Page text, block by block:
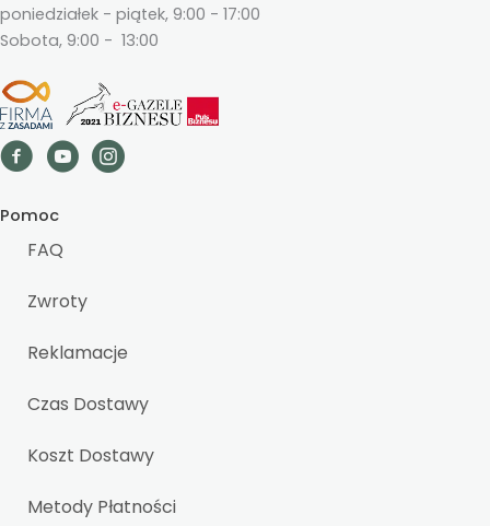
poniedziałek - piątek, 9:00 - 17:00
Sobota, 9:00 - 13:00
Pomoc
FAQ
Zwroty
Reklamacje
Czas Dostawy
Koszt Dostawy
Metody Płatności